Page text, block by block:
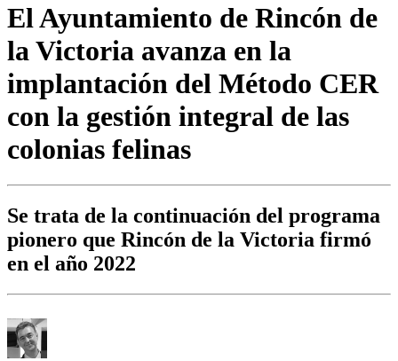
El Ayuntamiento de Rincón de
la Victoria avanza en la
implantación del Método CER
con la gestión integral de las
colonias felinas
Se trata de la continuación del programa
pionero que Rincón de la Victoria firmó
en el año 2022